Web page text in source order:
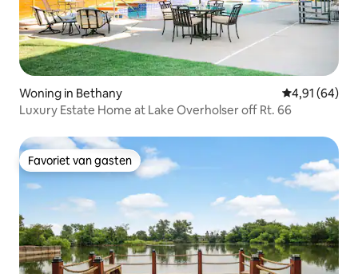
Woning in Bethany Gemiddelde
4,91 (64)
Luxury Estate Home at Lake Overholser off Rt. 66
Favoriet van gasten
Favoriet van gasten